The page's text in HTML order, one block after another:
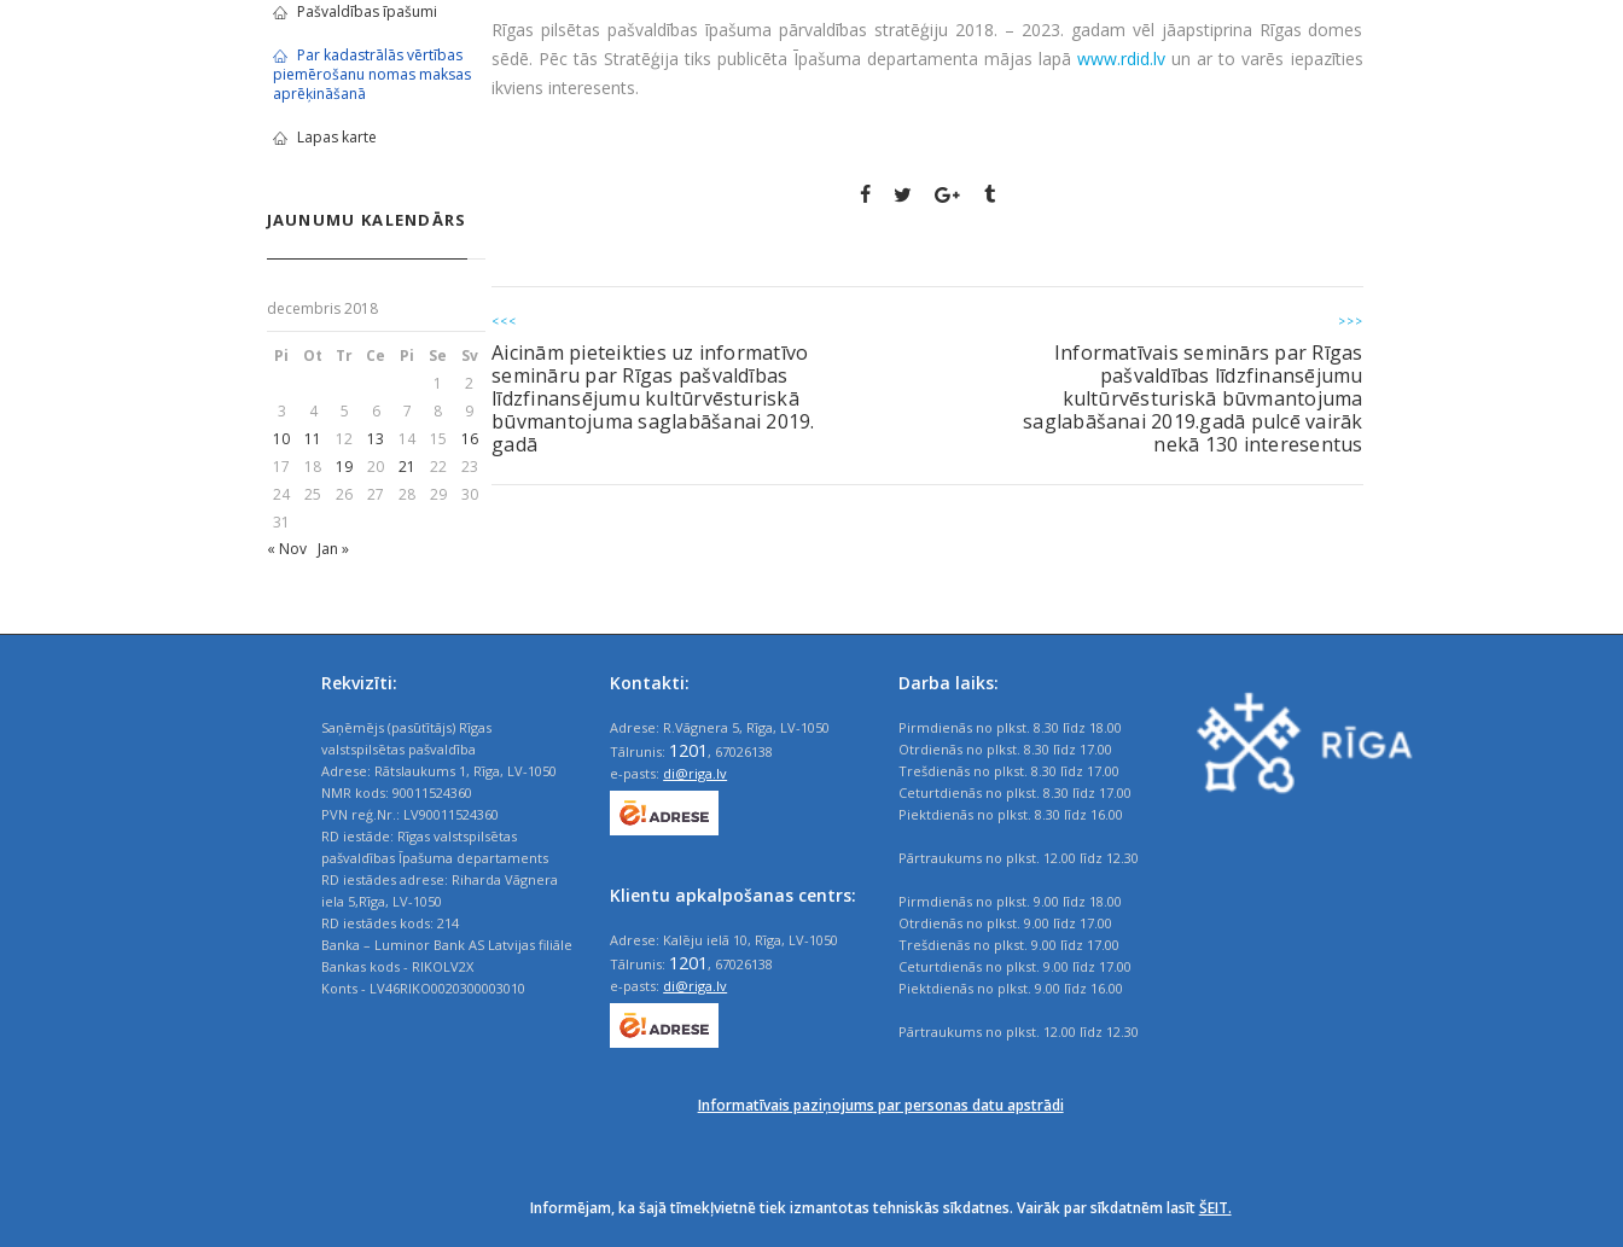
Rīgas pilsētas pašvaldības īpašuma pārvaldības stratēģiju 2018. – 2023. gadam vēl jāapstiprina Rīgas domes
sēdē. Pēc tās Stratēģija tiks publicēta Īpašuma departamenta mājas lapāwww.rdid.lv un ar to varēs iepazīties
ikviens interesents.
<<<
Aicinām pieteikties uz informatīvo
semināru par Rīgas pašvaldības
līdzfinansējumu kultūrvēsturiskā
būvmantojuma saglabāšanai 2019.
gadā
>>>
Informatīvais seminārs par Rīgas
pašvaldības līdzfinansējumu
kultūrvēsturiskā būvmantojuma
saglabāšanai 2019.gadā pulcē vairāk
nekā 130 interesentus
Pašvaldības īpašumi
Par kadastrālās vērtības
piemērošanu nomas maksas
aprēķināšanā
Lapas karte
JAUNUMU KALENDĀRS
decembris 2018
Pi Ot Tr Ce Pi Se
Sv
1
2
3
4 5 6 7 8
9
10
11 12 13 14 15
16
17
18 19 20 21 22
23
24
25 26 27 28 29
30
31
« Nov
Jan »
Rekvizīti:
Saņēmējs (pasūtītājs) Rīgas
valstspilsētas pašvaldība
Adrese: Rātslaukums 1, Rīga, LV-1050
NMR kods: 90011524360
PVN reģ.Nr.: LV90011524360
RD iestāde: Rīgas valstspilsētas
pašvaldības Īpašuma departaments
RD iestādes adrese: Riharda Vāgnera
iela 5,Rīga, LV-1050
RD iestādes kods: 214
Banka – Luminor Bank AS Latvijas filiāle
Bankas kods - RIKOLV2X
Konts - LV46RIKO0020300003010
Kontakti:
Adrese: R.Vāgnera 5, Rīga, LV-1050
Tālrunis: 1201, 67026138
e-pasts: di@riga.lv
Klientu apkalpošanas centrs:
Adrese: Kalēju ielā 10, Rīga, LV-1050
Tālrunis: 1201, 67026138
e-pasts: di@riga.lv
Darba laiks:
Pirmdienās no plkst. 8.30 līdz 18.00
Otrdienās no plkst. 8.30 līdz 17.00
Trešdienās no plkst. 8.30 līdz 17.00
Ceturtdienās no plkst. 8.30 līdz 17.00
Piektdienās no plkst. 8.30 līdz 16.00
Pārtraukums no plkst. 12.00 līdz 12.30
Pirmdienās no plkst. 9.00 līdz 18.00
Otrdienās no plkst. 9.00 līdz 17.00
Trešdienās no plkst. 9.00 līdz 17.00
Ceturtdienās no plkst. 9.00 līdz 17.00
Piektdienās no plkst. 9.00 līdz 16.00
Pārtraukums no plkst. 12.00 līdz 12.30
Informatīvais paziņojums par personas datu apstrādi
Informējam, ka šajā tīmekļvietnē tiek izmantotas tehniskās sīkdatnes. Vairāk par sīkdatnēm lasītŠEIT.